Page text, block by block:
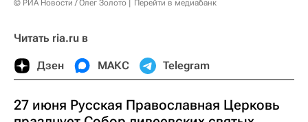
© РИА Новости / Олег Золото Перейти в медиабанк
Читать ria.ru в
Дзен МАКС Telegram
27 июня Русская Православная Церковь